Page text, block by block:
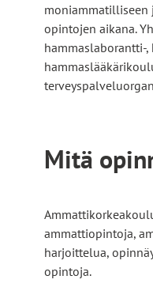
moniammatilliseen
opintojen aikana.
hammaslaborantti-
Mitä
ammattiopintoja,
harjoittelua,
opintoja.